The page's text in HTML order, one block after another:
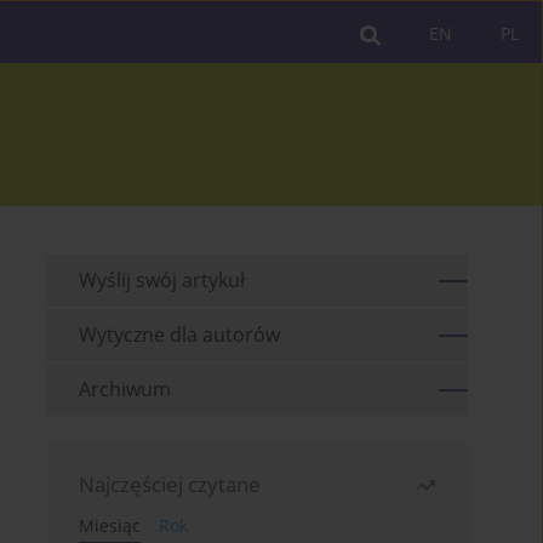
PL
EN
Wyślij swój artykuł
Wytyczne dla autorów
Archiwum
Najczęściej czytane
Miesiąc
Rok